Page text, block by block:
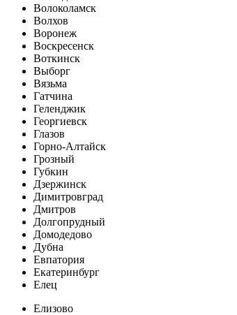
Волоколамск
Волхов
Воронеж
Воскресенск
Воткинск
Выборг
Вязьма
Гатчина
Геленджик
Георгиевск
Глазов
Горно-Алтайск
Грозный
Губкин
Дзержинск
Димитровград
Дмитров
Долгопрудный
Домодедово
Дубна
Евпатория
Екатеринбург
Елец
Елизово